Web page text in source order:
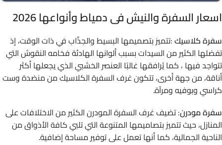
اسعار السفرة والنيش فى دمياط وأنواعها 2026
سفرة كلاسيك:تتميز بتصميمها البسيط والجذّاب في ذات الوقت، إذ
تفضلها الكثير من السيدات بسبب ألوانها الهادئة فخامه النقوش التي
تتواجد فيها ، كما يُرافقها غالبًا العنصر الخشبي الذي يجعلها أكثر
أناقة، من جهة أخرى، تتكون غرف السفرة الكلاسيك من منضدة وست
كراسي وبوفيه ومرآة.
سفرة مودرن: تضيف غرف السفرة المودرن الكثير من الاختلافات على
المنازل، حيث تتميز بتصاميمها المتنوعة التي تلبي كافة الأذواق من
الناحية الجمالية، كما أنها تعمل على توفير مساحة إضافية.